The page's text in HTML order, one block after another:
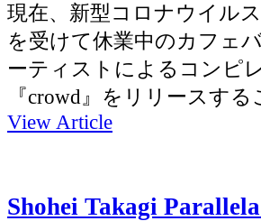
現在、新型コロナウイル
を受けて休業中のカフェ
ーティストによるコンピ
『crowd』をリリースす
View Article
Shohei Takagi